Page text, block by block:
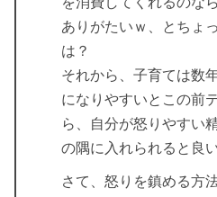
ありがたいｗ、とちょ
は？
それから、子育ては数
になりやすいとこの前
ら、自分が怒りやすい
の隅に入れられると良
さて、怒りを鎮める方